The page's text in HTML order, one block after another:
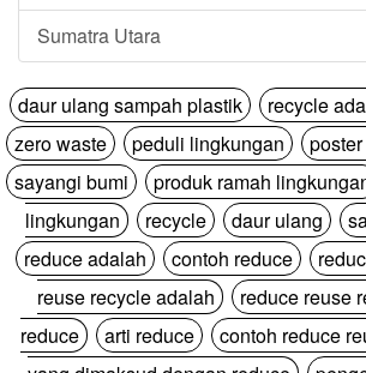
Sumatra Utara
daur ulang sampah plastik recycle
zero waste
peduli lingkungan
sayangi bumi
produk ramah
lingkungan
recycle daur ulang
reduce adalah
contoh reduce
reuse recycle adalah
reduce reuse
reduce
arti reduce contoh reduce